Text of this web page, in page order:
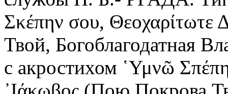
Σκέπην σου, Θεοχαρίτωτε
Твой, Богоблагодатная
с акростихом ῾Υμνῶ